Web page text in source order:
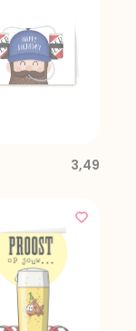
3,49